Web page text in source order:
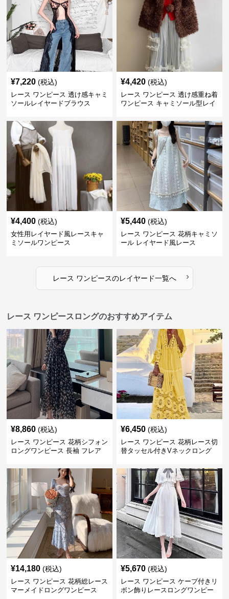
¥7,220 (税込)
レース ワンピース 透け感キャミ
ソールレイヤードブラウス
¥4,420 (税込)
レース ワンピース 透け感重ね着
ワンピース キャミソール型レイ
¥4,400 (税込)
女性用レイヤード風レースキャ
ミソールワンピース
¥5,440 (税込)
レース ワンピース 花柄キャミソ
ール レイヤード風レース
レース ワンピースのレイヤード一覧へ ›
レース ワンピースロングのおすすめアイテム
¥8,860 (税込)
レース ワンピース 花柄シフォン
ロングワンピース 長袖 フレア
¥6,450 (税込)
レース ワンピース 花柄レース切
替タッセル付きVネックロング
¥14,180 (税込)
レース ワンピース 花柄総レース
マーメイドロングワンピース
¥5,670 (税込)
レース ワンピース ケープ付きリ
ボン飾りレースロングワンピー